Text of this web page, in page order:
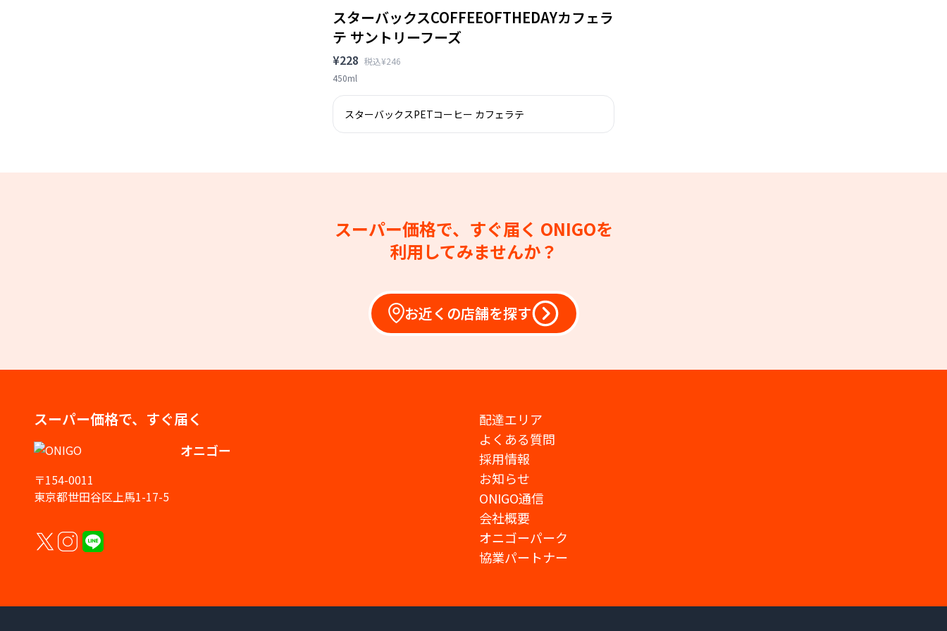
スターバックスCOFFEEOFTHEDAYカフェラ
テ サントリーフーズ
¥228 税込¥246
450ml
スターバックスPETコーヒー カフェラテ
スーパー価格で、すぐ届く ONIGOを
利用してみませんか？
お近くの店舗を探す
スーパー価格で、すぐ届く
オニゴー
〒154-0011
東京都世田谷区上馬1-17-5
配達エリア
よくある質問
採用情報
お知らせ
ONIGO通信
会社概要
オニゴーパーク
協業パートナー